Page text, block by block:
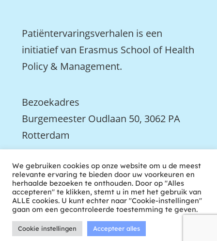
Patiëntervaringsverhalen is een
initiatief van Erasmus School of Health
Policy & Management.
Bezoekadres
Burgemeester Oudlaan 50, 3062 PA
Rotterdam
 We zijn ook actief op LinkedIn
ontwikkeld door tweekoppig
We gebruiken cookies op onze website om u de meest
relevante ervaring te bieden door uw voorkeuren en
herhaalde bezoeken te onthouden. Door op "Alles
accepteren" te klikken, stemt u in met het gebruik van
ALLE cookies. U kunt echter naar "Cookie-instellingen"
gaan om een gecontroleerde toestemming te geven.
Cookie instellingen Accepteer alles